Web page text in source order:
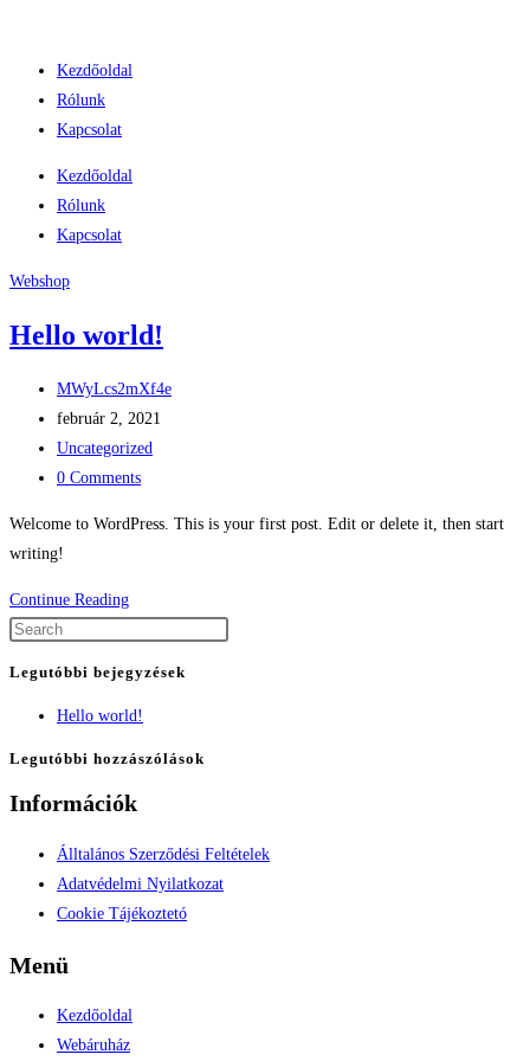
Kezdőoldal
Rólunk
Kapcsolat
Kezdőoldal
Rólunk
Kapcsolat
Webshop
Hello world!
Post
author:
MWyLcs2mXf4e
Post
published:
február 2, 2021
Post
category:
Uncategorized
Post
0 Comments
Welcome to WordPress. This is your first post. Edit or delete it, then start
writing!
Continue ReadingHello
Legutóbbi bejegyzések
Hello world!
Legutóbbi hozzászólások
Információk
Álltalános Szerződési Feltételek
Adatvédelmi Nyilatkozat
Cookie Tájékoztetó
Menü
Kezdőoldal
Webáruház